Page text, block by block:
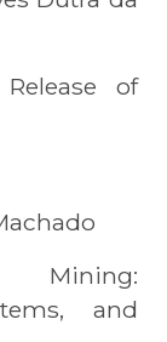
of
Mining:
and